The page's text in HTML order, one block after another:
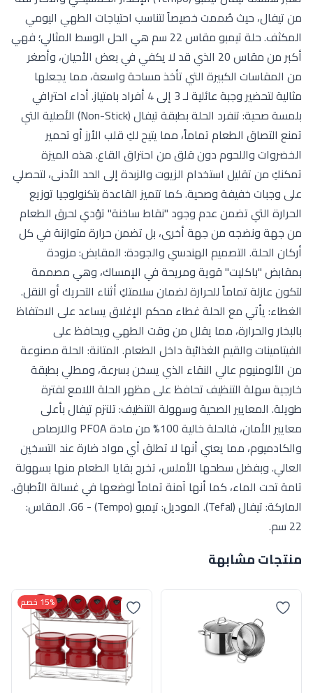
من تيفال، حيث صُممت خصيصاً لتناسب احتياجات الطهي اليومي
المكثف. حلة تيمبو مقاس 22 سم هي الحل الوسط المثالي؛ فهي
أكبر من مقاس 20 الذي قد لا يكفي في بعض الأحيان، وأصغر
من المقاسات الكبيرة التي تأخذ مساحة واسعة، مما يجعلها
مثالية لتحضير وجبة عائلية لـ 3 إلى 4 أفراد بامتياز. أداء احترافي
بلمسة صحية: تنفرد الحلة بطبقة تيفال (Non-Stick) الأصلية التي
تمنع التصاق الطعام تماماً، مما يتيح لكِ قلب الأرز أو تحمير
الخضروات واللحوم دون قلق من احتراق القاع. هذه الميزة
تمكنكِ من تقليل استخدام الزيوت والزبدة إلى الحد الأدنى، لتحصلي
على وجبات خفيفة وصحية. كما تتميز القاعدة بتكنولوجيا توزيع
الحرارة التي تضمن عدم وجود "نقاط ساخنة" تؤدي لحرق الطعام
من جهة ونضجه من جهة أخرى، بل تضمن حرارة متوازنة في كل
أركان الحلة. التصميم الهندسي والجودة: المقابض: مزودة
بمقابض "باكليت" قوية ومريحة في الإمساك، وهي مصممة
لتكون عازلة تماماً للحرارة لضمان سلامتكِ أثناء التحريك أو النقل.
الغطاء: يأتي مع الحلة غطاء محكم الإغلاق يساعد على الاحتفاظ
بالبخار والحرارة، مما يقلل من وقت الطهي ويحافظ على
الفيتامينات والقيم الغذائية داخل الطعام. المتانة: الحلة مصنوعة
من الألومنيوم عالي النقاء الذي يسخن بسرعة، ومطلي بطبقة
خارجية سهلة التنظيف تحافظ على مظهر الحلة اللامع لفترة
طويلة. المعايير الصحية وسهولة التنظيف: تلتزم تيفال بأعلى
معايير الأمان، فالحلة خالية 100% من مادة PFOA والارصاص
والكادميوم، مما يعني أنها لا تطلق أي مواد ضارة عند التسخين
العالي. وبفضل سطحها الأملس، تخرج بقايا الطعام منها بسهولة
تامة تحت الماء، كما أنها آمنة تماماً لوضعها في غسالة الأطباق.
الماركة: تيفال (Tefal). الموديل: تيمبو (Tempo) - G6. المقاس:
22 سم.
منتجات مشابهة
15% خصم